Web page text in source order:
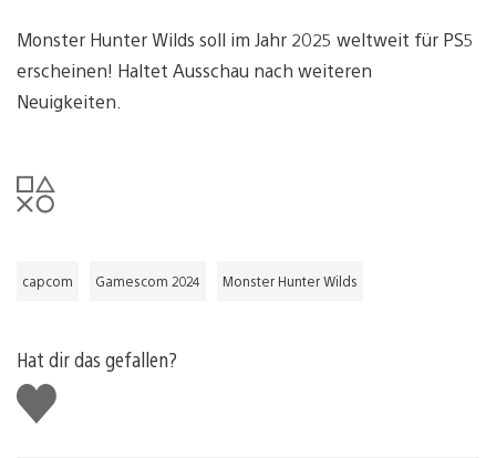
Monster Hunter Wilds soll im Jahr 2025 weltweit für PS5
erscheinen! Haltet Ausschau nach weiteren
Neuigkeiten.
capcom Gamescom 2024 Monster Hunter Wilds
Hat dir das gefallen?
Gefällt
mir